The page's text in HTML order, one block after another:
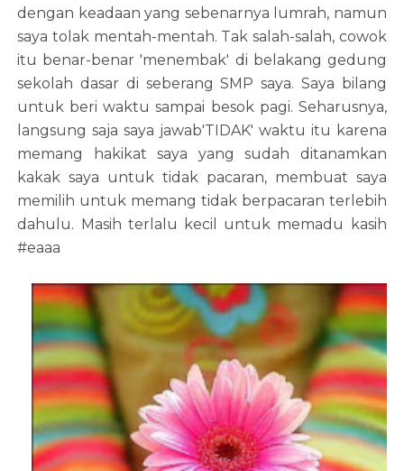
dengan keadaan yang sebenarnya lumrah, namun
saya tolak mentah-mentah. Tak salah-salah, cowok
itu benar-benar 'menembak' di belakang gedung
sekolah dasar di seberang SMP saya. Saya bilang
untuk beri waktu sampai besok pagi. Seharusnya,
langsung saja saya jawab'TIDAK' waktu itu karena
memang hakikat saya yang sudah ditanamkan
kakak saya untuk tidak pacaran, membuat saya
memilih untuk memang tidak berpacaran terlebih
dahulu. Masih terlalu kecil untuk memadu kasih
#eaaa